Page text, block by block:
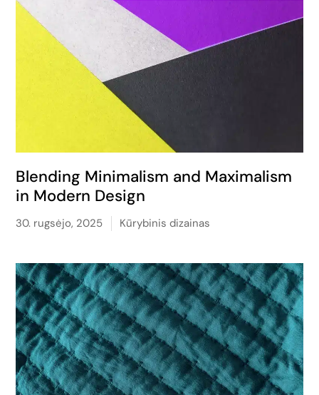
Blending Minimalism and Maximalism
in Modern Design
30. rugsėjo, 2025 Kūrybinis dizainas